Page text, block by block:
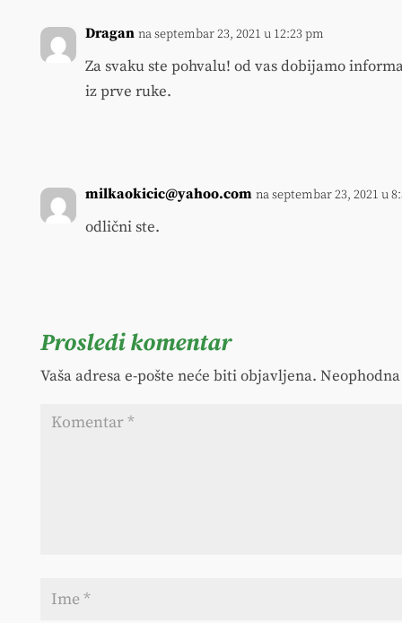
Dragan na septembar 23, 2021 u 12:23 pm
Za svaku ste pohvalu! od vas dobijamo
iz prve ruke.
milkaokicic@yahoo.com na septembar 23, 2021 u
odlični ste.
Prosledi komentar
Vaša adresa e-pošte neće biti objavljena.